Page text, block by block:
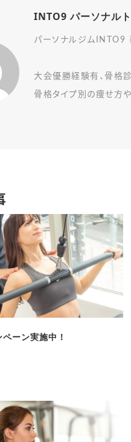
INTO9 パーソナル
パーソナルジムINTO9
大会優勝経験有、骨格
骨格タイプ別の痩せ方
ーン実施中！